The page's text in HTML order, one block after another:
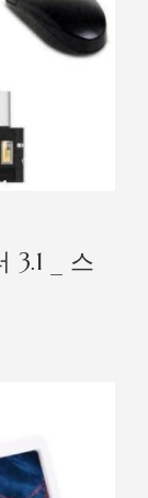
3.1 _ 스